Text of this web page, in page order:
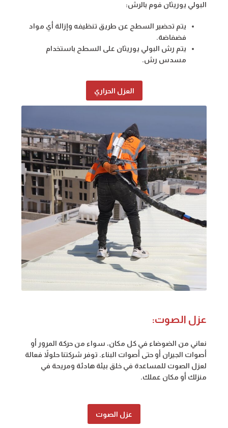
البولي يوريثان فوم بالرش:
يتم تحضير السطح عن طريق تنظيفه وإزالة أي مواد
فضفاضة.
يتم رش البولي يوريثان على السطح باستخدام
مسدس رش.
العزل الحراري
عزل الصوت:
نعاني من الضوضاء في كل مكان، سواء من حركة المرور أو
أصوات الجيران أو حتى أصوات البناء. توفر شركتنا حلولاً فعالة
لعزل الصوت للمساعدة في خلق بيئة هادئة ومريحة في
منزلك أو مكان عملك.
عزل الصوت